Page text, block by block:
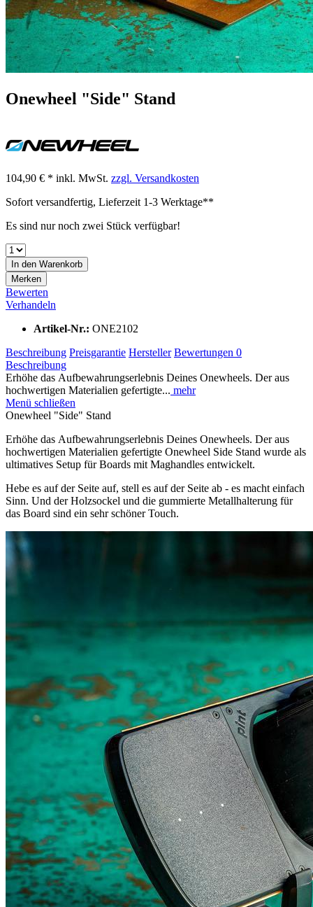
Onewheel "Side" Stand
104,90 € * inkl. MwSt. zzgl. Versandkosten
Sofort versandfertig, Lieferzeit 1-3 Werktage**
Es sind nur noch zwei Stück verfügbar!
In den Warenkorb
Merken
Bewerten
Verhandeln
Artikel-Nr.: ONE2102
Beschreibung Preisgarantie Hersteller Bewertungen 0
Beschreibung
Erhöhe das Aufbewahrungserlebnis Deines Onewheels. Der aus
hochwertigen Materialien gefertigte... mehr
Menü schließen
Onewheel "Side" Stand
Erhöhe das Aufbewahrungserlebnis Deines Onewheels. Der aus
hochwertigen Materialien gefertigte Onewheel Side Stand wurde als
ultimatives Setup für Boards mit Maghandles entwickelt.
Hebe es auf der Seite auf, stell es auf der Seite ab - es macht einfach
Sinn. Und der Holzsockel und die gummierte Metallhalterung für
das Board sind ein sehr schöner Touch.